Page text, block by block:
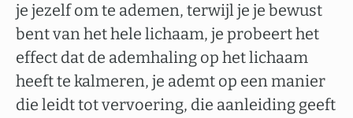
je jezelf om te ademen, terwijl je je bewust
bent van het hele lichaam, je probeert het
effect dat de ademhaling op het lichaam
heeft te kalmeren, je ademt op een manier
die leidt tot vervoering, die aanleiding geeft